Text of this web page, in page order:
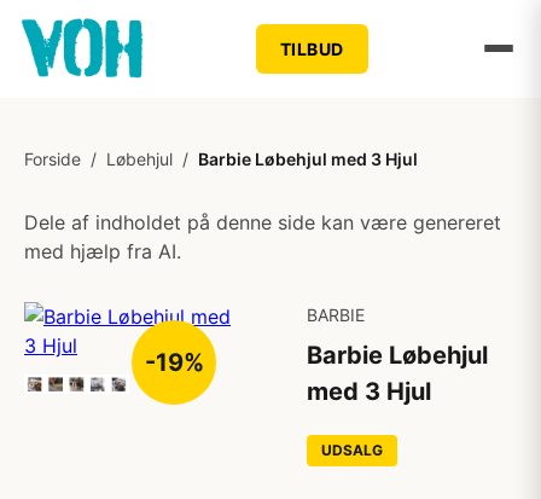
TILBUD
Forside / Løbehjul / Barbie Løbehjul med 3 Hjul
Dele af indholdet på denne side kan være genereret
med hjælp fra AI.
-19%
BARBIE
Barbie Løbehjul
med 3 Hjul
UDSALG